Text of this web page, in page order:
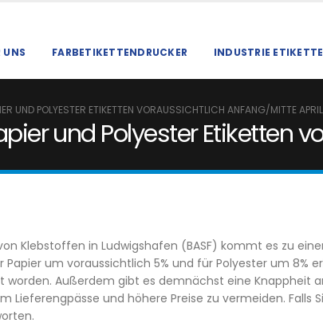
UNS FARBETIKETTENDRUCKER INDUSTRIE
UND POLYESTER ETIKETTEN VORAUSSICHTLICH ANFANG/MITTE APRIL
und Polyester Etiketten
Klebstoffen in Ludwigshafen (BASF) kommt es zu
um voraussichtlich 5% und für Polyester um 8%
Außerdem gibt es demnächst eine Knappheit
Lieferengpässe und höhere Preise zu vermeiden. Falls